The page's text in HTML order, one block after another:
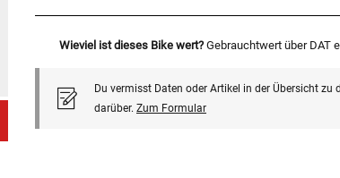
Wieviel ist dieses Bike wert? Gebrauchtwert über DAT
Du vermisst Daten oder Artikel in der Übersicht
darüber. Zum Formular